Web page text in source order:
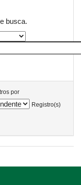
busca.
por
Registro(s)